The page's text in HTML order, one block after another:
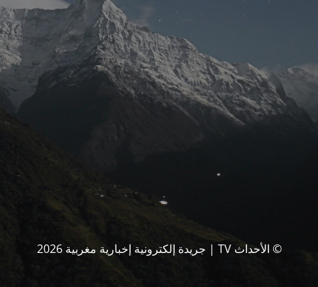
© الأحداث TV | جريدة إلكترونية إخبارية مغربية 2026